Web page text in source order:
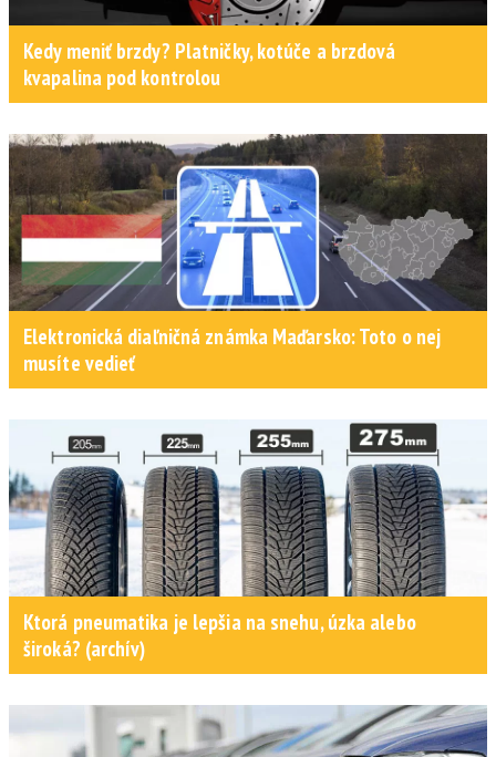
Kedy meniť brzdy? Platničky, kotúče a brzdová
kvapalina pod kontrolou
Elektronická diaľničná známka Maďarsko: Toto o nej
musíte vedieť
Ktorá pneumatika je lepšia na snehu, úzka alebo
široká? (archív)